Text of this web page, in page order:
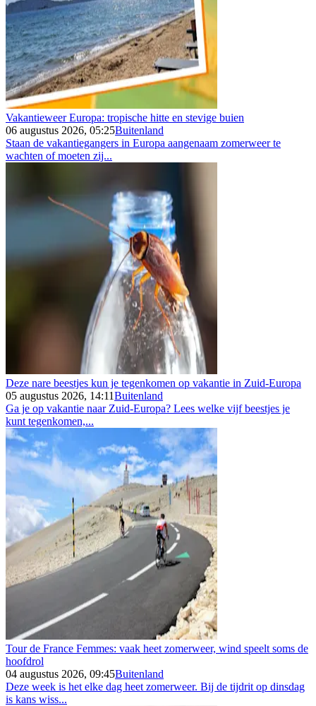
Vakantieweer Europa: tropische hitte en stevige buien
06 augustus 2026, 05:25Buitenland
Staan de vakantiegangers in Europa aangenaam zomerweer te
wachten of moeten zij...
Deze nare beestjes kun je tegenkomen op vakantie in Zuid-Europa
05 augustus 2026, 14:11Buitenland
Ga je op vakantie naar Zuid-Europa? Lees welke vijf beestjes je
kunt tegenkomen,...
Tour de France Femmes: vaak heet zomerweer, wind speelt soms de
hoofdrol
04 augustus 2026, 09:45Buitenland
Deze week is het elke dag heet zomerweer. Bij de tijdrit op dinsdag
is kans wiss...